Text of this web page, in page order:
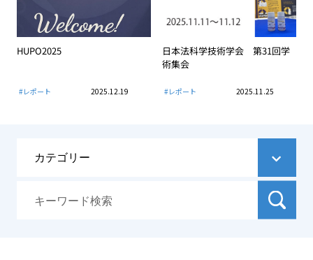
HUPO2025
#レポート 2025.12.19
日本法科学技術学会 第31回学
術集会
#レポート 2025.11.25